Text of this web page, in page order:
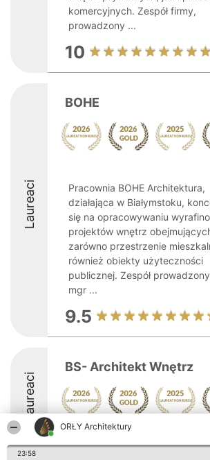
ORŁY Architektury
23:58
komercyjnych. Zespół firmy,
prowadzony ...
10
Laureaci
BOHE
Pracownia BOHE Architektura,
działająca w Białymstoku,
się na opracowywaniu
projektów wnętrz
zarówno przestrzenie
również obiekty użyteczności
publicznej. Zespół
mgr ...
9.5
Laureaci
BS- Architekt Wnętrz
10